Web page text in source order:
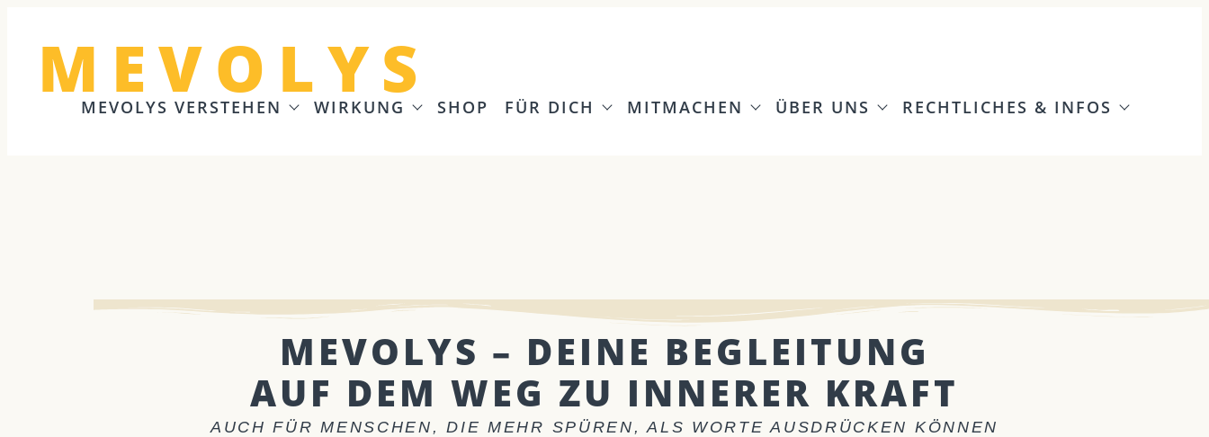
MEVOLYS
MEVOLYS VERSTEHEN WIRKUNG SHOP FÜR DICH MITMACHEN ÜBER UNS RECHTLICHES & INFOS
MEVOLYS – DEINE BEGLEITUNG
AUF DEM WEG ZU INNERER KRAFT
AUCH FÜR MENSCHEN, DIE MEHR SPÜREN, ALS WORTE AUSDRÜCKEN KÖNNEN